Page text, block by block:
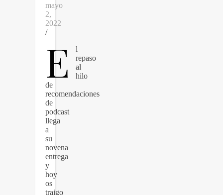
mayo
2,
2022
/
E
l
repaso
al
hilo
de
recomendaciones
de
podcast
llega
a
su
novena
entrega
y
hoy
os
traigo